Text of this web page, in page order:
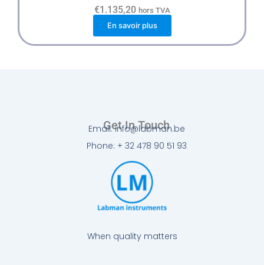
€1.135,20 hors TVA
En savoir plus
When quality matters
Get In Touch
Email: info@labman.be
Phone: + 32 478 90 51 93